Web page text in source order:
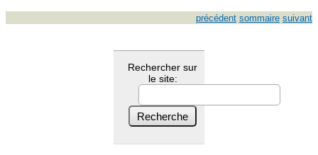
précédent sommaire suivant
Rechercher sur
le site: